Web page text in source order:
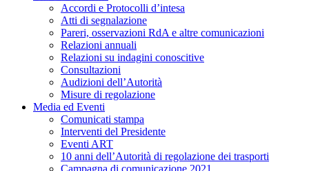
Accordi e Protocolli d’intesa
Atti di segnalazione
Pareri, osservazioni RdA e altre comunicazioni
Relazioni annuali
Relazioni su indagini conoscitive
Consultazioni
Audizioni dell’Autorità
Misure di regolazione
Media ed Eventi
Comunicati stampa
Interventi del Presidente
Eventi ART
10 anni dell’Autorità di regolazione dei trasporti
Campagna di comunicazione 2021